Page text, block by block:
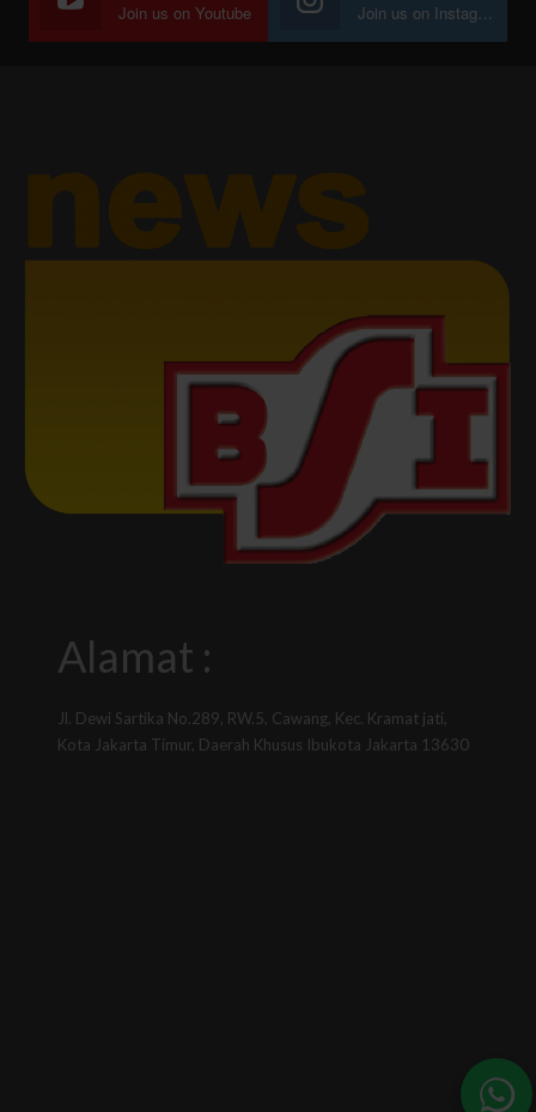
Join us on Youtube Join us on Instagram
Alamat :
Jl. Dewi Sartika No.289, RW.5, Cawang, Kec. Kramat jati,
Kota Jakarta Timur, Daerah Khusus Ibukota Jakarta 13630